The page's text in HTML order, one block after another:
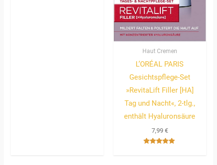
Haut Cremen
L’ORÉAL PARIS
Gesichtspflege-Set
»RevitaLift Filler [HA]
Tag und Nacht«, 2-tlg.,
enthält Hyaluronsäure
7,99 €